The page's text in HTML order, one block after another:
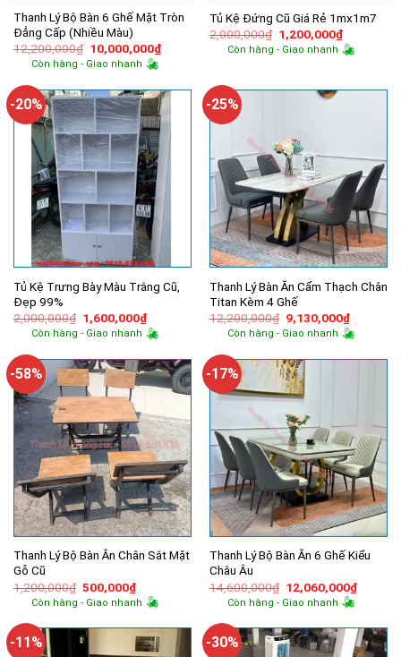
Thanh Lý Bộ Bàn 6 Ghế Mặt Tròn
Đẳng Cấp (Nhiều Màu)
12,200,000₫ Giá
gốc
là:
10,000,000₫Giá
hiện
10,000,000₫.
Còn hàng - Giao nhanh
Tủ Kệ Đứng Cũ Giá Rẻ 1mx1m7
2,000,000₫ Giá
gốc
là:
1,200,000₫Giá
hiện
tại
Còn hàng - Giao nhanh
-20%
Tủ Kệ Trưng Bày Màu Trắng Cũ,
Đẹp 99%
2,000,000₫ Giá
gốc
là:
1,600,000₫Giá
hiện
tại
1,600,000₫.
Còn hàng - Giao nhanh
-25%
Thanh Lý Bàn Ăn Cẩm Thạch Chân
Titan Kèm 4 Ghế
12,200,000₫ Giá
gốc
là:
9,130,000₫Giá
hiện
tại
Còn hàng - Giao nhanh
-58%
Thanh Lý Bộ Bàn Ăn Chân Sắt Mặt
Gỗ Cũ
1,200,000₫ Giá
gốc
là:
500,000₫Giá
hiện
tại
500,000₫.
Còn hàng - Giao nhanh
-17%
Thanh Lý Bộ Bàn Ăn 6 Ghế Kiểu
Châu Âu
14,600,000₫ Giá
gốc
là:
12,060,000₫Giá
hiện
Còn hàng - Giao nhanh
-11% -30%